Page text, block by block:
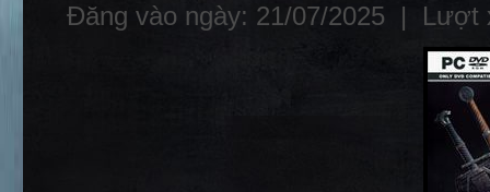
Đăng vào ngày: 21/07/2025 | Lượt